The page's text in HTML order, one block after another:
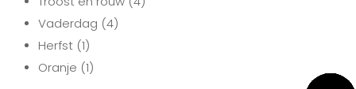
Vaderdag (4)
Herfst (1)
Oranje (1)